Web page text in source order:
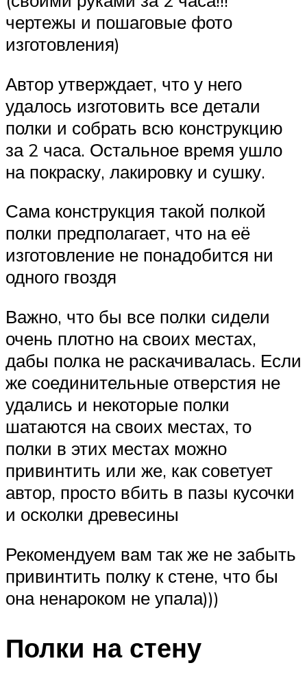
чертежы и пошаговые фото
изготовления)
Автор утверждает, что у него
удалось изготовить все детали
полки и собрать всю конструкцию
за 2 часа. Остальное время ушло
на покраску, лакировку и сушку.
Сама конструкция такой полкой
полки предполагает, что на её
изготовление не понадобится ни
одного гвоздя
Важно, что бы все полки сидели
очень плотно на своих местах,
дабы полка не раскачивалась. Если
же соединительные отверстия не
удались и некоторые полки
шатаются на своих местах, то
полки в этих местах можно
привинтить или же, как советует
автор, просто вбить в пазы кусочки
и осколки древесины
Рекомендуем вам так же не забыть
привинтить полку к стене, что бы
она ненароком не упала)))
Полки на стену